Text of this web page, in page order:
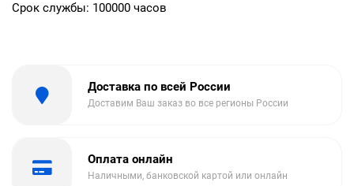
Срок службы: 100000 часов
Доставка по всей России
Доставим Ваш заказ во все регионы России
Оплата онлайн
Наличными, банковской картой или онлайн